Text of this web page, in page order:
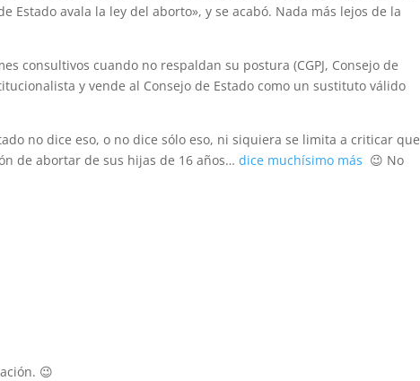
Estado avala la ley del aborto», y se acabó. Nada más lejos de la
consultivos cuando no respaldan su postura (CGPJ, Consejo de
y vende al Consejo de Estado como un sustituto válido
no dice eso, o no dice sólo eso, ni siquiera se limita a criticar que
de abortar de sus hijas de 16 años…dice muchísimo más 😉 No
😉